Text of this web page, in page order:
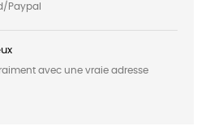
Paypal
avec une vraie adresse